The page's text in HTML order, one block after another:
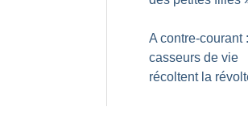
A contre-courant
casseurs de vie
récoltent la